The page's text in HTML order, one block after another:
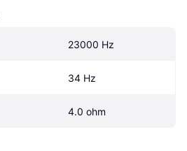
23000 Hz
34 Hz
4.0 ohm